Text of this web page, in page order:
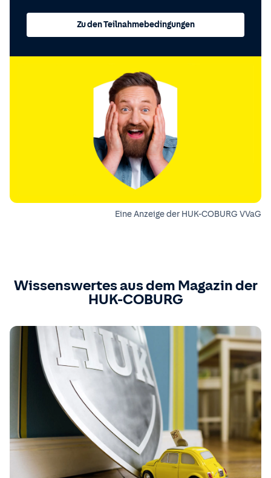
Zu den Teilnahmebedingungen
Eine Anzeige der HUK-COBURG VVaG
Wissenswertes aus dem Magazin der
HUK-COBURG